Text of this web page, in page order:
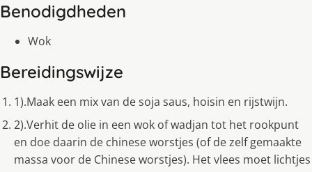
Benodigdheden
Wok
Bereidingswijze
1).Maak een mix van de soja saus, hoisin en rijstwijn.
2).Verhit de olie in een wok of wadjan tot het rookpunt
en doe daarin de chinese worstjes (of de zelf gemaakte
massa voor de Chinese worstjes). Het vlees moet lichtjes